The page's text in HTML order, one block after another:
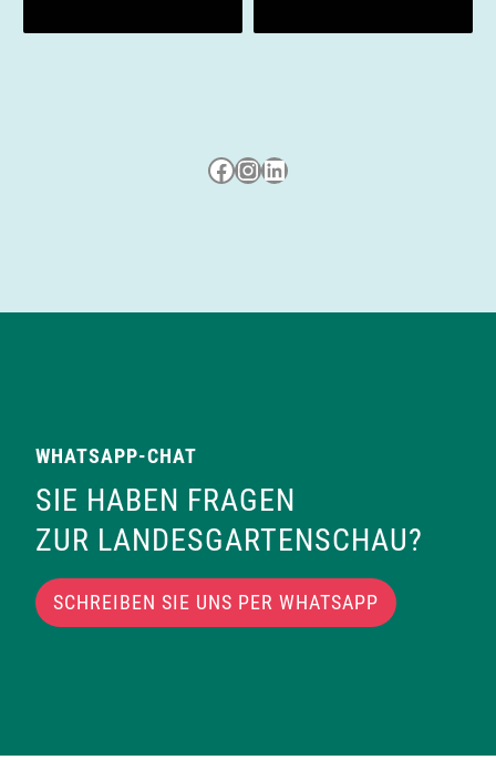
n
Besuche uns auf Facebook
Besuche uns auf Instagram
LinkedIn
WHATSAPP-CHAT
SIE HABEN FRAGEN
ZUR LANDESGARTENSCHAU?
SCHREIBEN SIE UNS PER WHATSAPP